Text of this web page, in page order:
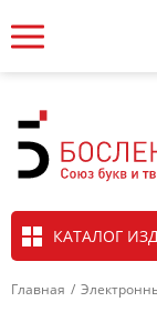
КАТАЛОГ
Главная /